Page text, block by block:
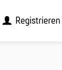
Registrieren